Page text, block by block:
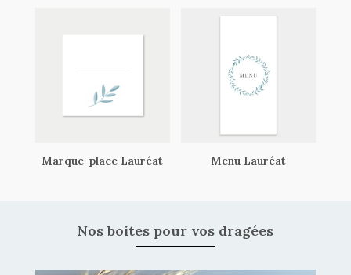
Marque-place Lauréat Menu Lauréat
Nos boites pour vos dragées